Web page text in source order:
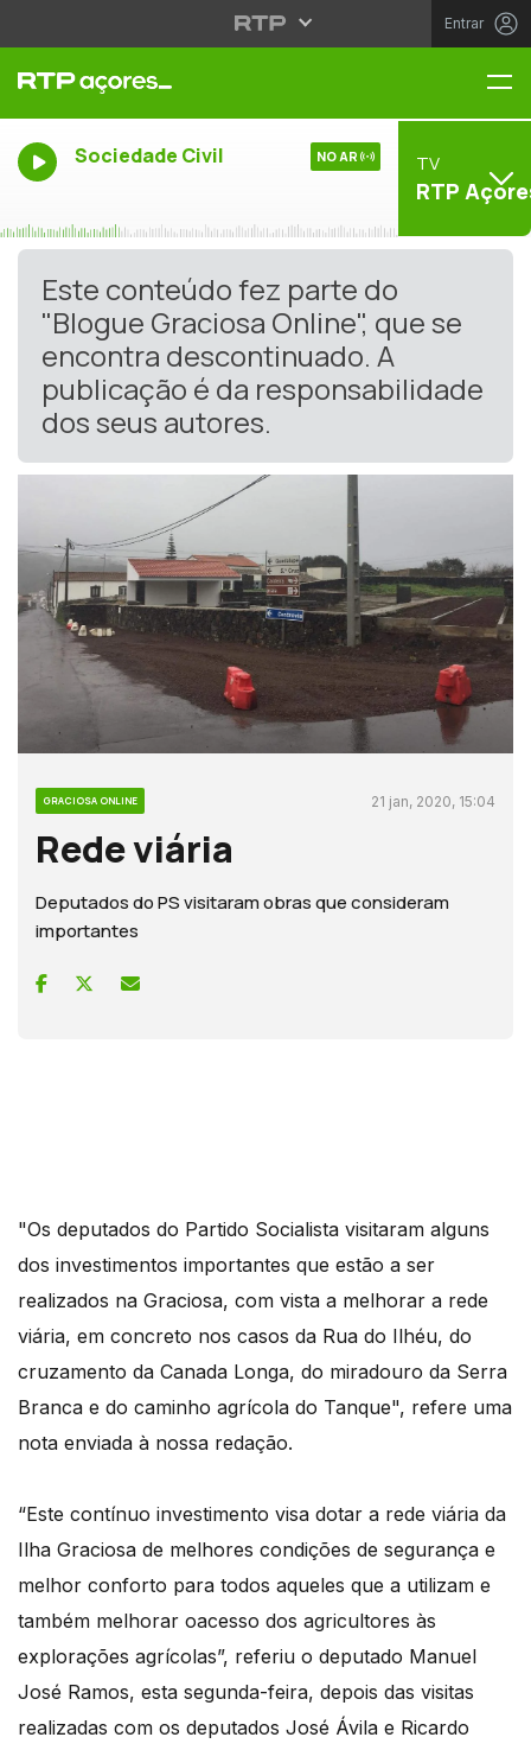
Entrar
Sociedade Civil NO AR TV
RTP
Este conteúdo fez parte do
"Blogue Graciosa Online", que se
encontra descontinuado. A
publicação é da responsabilidade
dos seus autores.
GRACIOSA ONLINE 21 jan, 2020, 15:04
Rede viária
Deputados do PS visitaram obras que consideram
importantes
"Os deputados do Partido Socialista visitaram alguns
dos investimentos importantes que estão a ser
realizados na Graciosa, com vista a melhorar a rede
viária, em concreto nos casos da Rua do Ilhéu, do
cruzamento da Canada Longa, do miradouro da Serra
Branca e do caminho agrícola do Tanque", refere uma
nota enviada à nossa redação.
“Este contínuo investimento visa dotar a rede viária da
Ilha Graciosa de melhores condições de segurança e
melhor conforto para todos aqueles que a utilizam e
também melhorar oacesso dos agricultores às
explorações agrícolas”, referiu o deputado Manuel
José Ramos, esta segunda-feira, depois das visitas
realizadas com os deputados José Ávila e Ricardo